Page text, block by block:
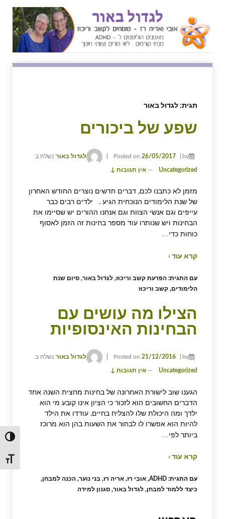
מתג
SKIP
TO
MAIN
CONTENT
תגית: לגדול באור
שפע של ביכורים
Posted on 26/05/2017 by לגדול באור נשלח ב
Uncategorized
— אין תגובות ↓
מזמן לא כתבנו לכם, דברים חדשים נוצרים החודש האחרון
של שנת הלימודים הנוכחית הגיע . ילדים רבים כבר
עייפים וגם אנשי הצוות וגם אנחנו ההורים יש שסיימו את
הבחינות ויש שנותרו עוד מספר בחינות זה הזמן לאסוף
כוחות כדי…
קרא עוד ›
עם התגית: הפרעת קשב וריכוז, לגדול באור, סיום שנת
הלימודים, קשב וריכוז
הצילו מה עושים עם
הבחינות האינסופיות
Posted on 21/12/2016 by לגדול באור נשלח ב
Uncategorized
— אין תגובות ↓
הגענו שוב לישורת האחרונה של בחינות מחצית השנה אחד
הדברים החשובים הוא לזכור כי הציון אינו קובע מי הוא
ילדך ומה היכולת שלו להצליח בחיים. עודדו את הילד
להיות הוא אפשרו לו לבחור את השעות בהן הוא מרוכז
ביותר לפי…
קרא עוד ›
עם התגית: ADHD
, אובי רז, אריה רז, בני נוער, הכנה למבחן,
כיצד ללמוד למבחן, לגדול באור, סגנון למידה